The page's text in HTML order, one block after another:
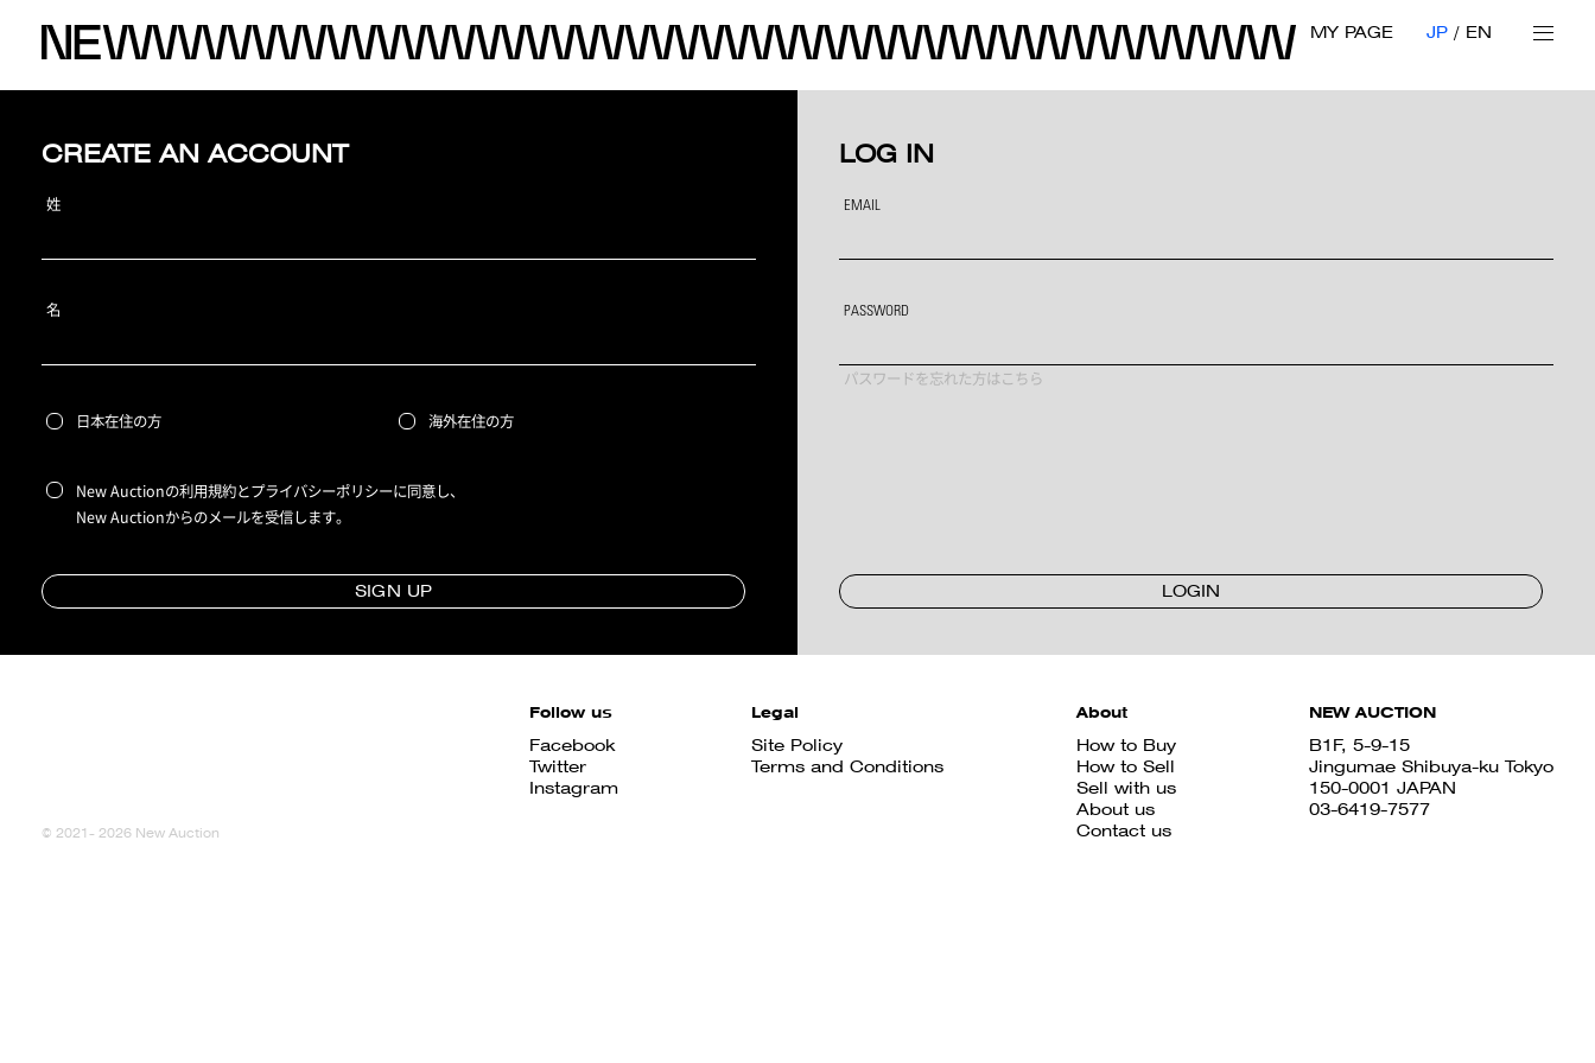
MY PAGE JP EN
CREATE AN ACCOUNT
姓
名
日本在住の方 海外在住の方
New Auctionの利用規約とプライバシーポリシーに同意し、
New Auctionからのメールを受信します。
SIGN UP
LOG IN
EMAIL
PASSWORD
パスワードを忘れた方はこちら
LOGIN
Follow us
Facebook
Twitter
Instagram
Legal
Site Policy
Terms and Conditions
About
How to Buy
How to Sell
Sell with us
About us
Contact us
NEW AUCTION
B1F, 5-9-15
Jingumae Shibuya-ku Tokyo
150-0001 JAPAN
03-6419-7577
© 2021- 2026 New Auction